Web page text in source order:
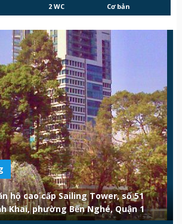
2 WC
Cơ bản
hộ cao cấp Sailing Tower, số 51
Khai, phường Bến Nghé, Quận 1